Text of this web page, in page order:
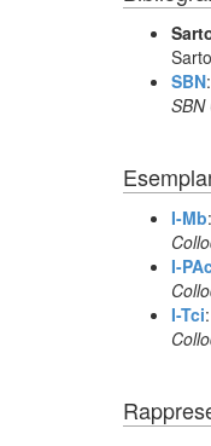
SBN:
SBN
I-Mb
I-
I-Tci